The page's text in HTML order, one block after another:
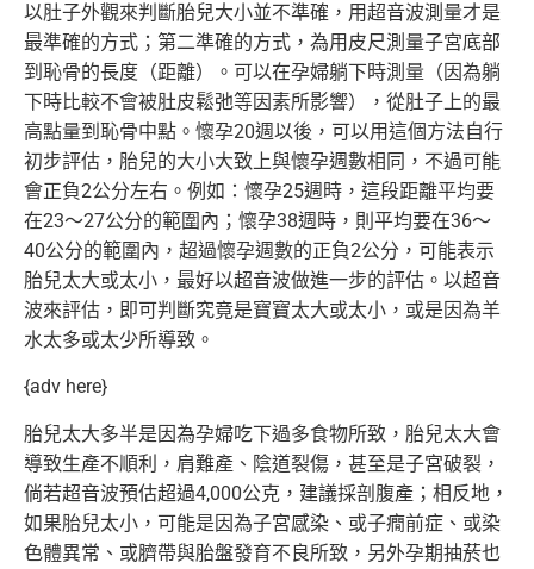
以肚子外觀來判斷胎兒大小並不準確， 用超音波測量才是
最準確的方式；第二準確的方式， 為用皮尺測量子宮底部
到恥骨的長度（距離）。 可以在孕婦躺下時測量（因為躺
下時比較不會被肚皮鬆弛等因素所影響）， 從肚子上的最
高點量到恥骨中點。懷孕20週以後， 可以用這個方法自行
初步評估，胎兒的大小大致上與懷孕週數相同， 不過可能
會正負2公分左右。例如：懷孕25週時， 這段距離平均要
在23～27公分的範圍內；懷孕38週時， 則平均要在36～
40公分的範圍內，超過懷孕週數的正負2公分， 可能表示
胎兒太大或太小，最好以超音波做進一步的評估。 以超音
波來評估，即可判斷究竟是寶寶太大或太小， 或是因為羊
水太多或太少所導致。
{adv here}
胎兒太大多半是因為孕婦吃下過多食物所致， 胎兒太大會
導致生產不順利，肩難產、陰道裂傷，甚至是子宮破裂，
倘若超音波預估超過4,000公克，建議採剖腹產；相反地，
如果胎兒太小，可能是因為子宮感染、或子癇前症、或染
色體異常、 或臍帶與胎盤發育不良所致， 另外孕期抽菸也